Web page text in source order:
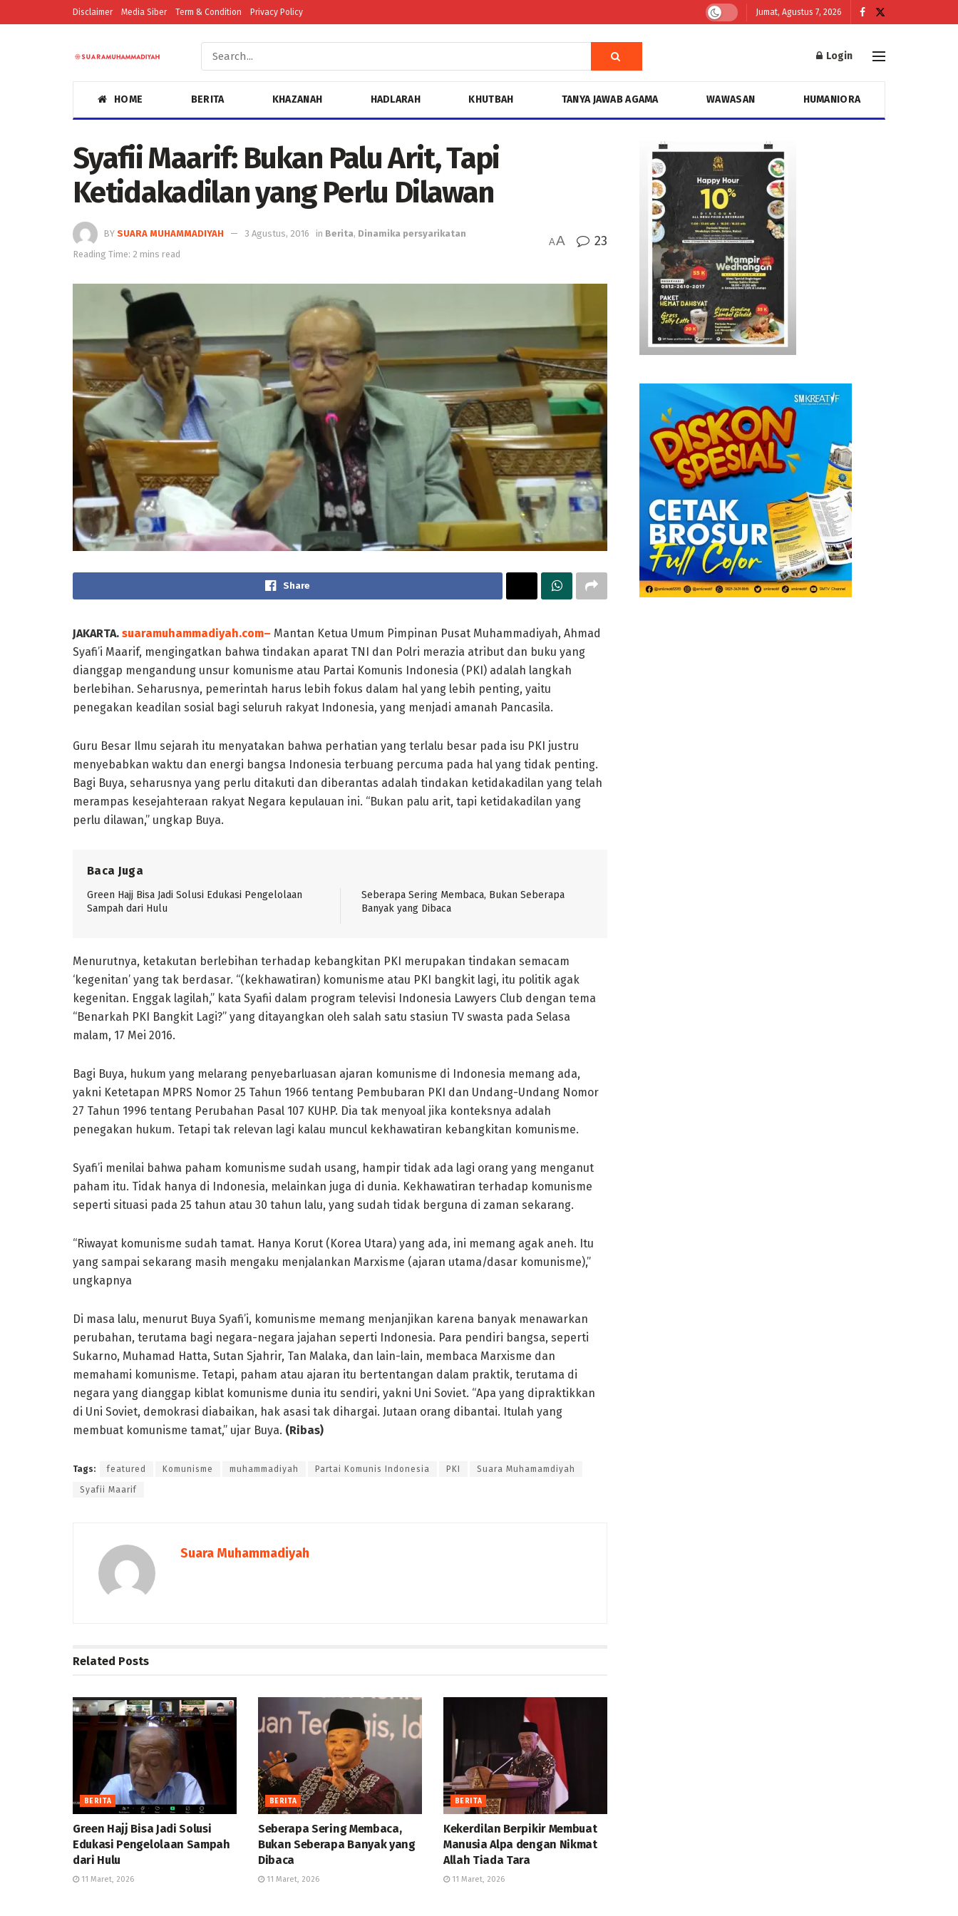
Disclaimer Media Siber Term & Condition Privacy Policy Jumat, Agustus 7, 2026
Login
HOME BERITA KHAZANAH HADLARAH KHUTBAH TANYA JAWAB AGAMA WAWASAN HUMANIORA
Syafii Maarif: Bukan Palu Arit, Tapi
Ketidakadilan yang Perlu Dilawan
BY SUARA MUHAMMADIYAH 3 Agustus, 2016 in Berita, Dinamika persyarikatan
Reading Time: 2 mins read
AA 23
Share
JAKARTA. suaramuhammadiyah.com– Mantan Ketua Umum Pimpinan Pusat Muhammadiyah, Ahmad
Syafi’i Maarif, mengingatkan bahwa tindakan aparat TNI dan Polri merazia atribut dan buku yang
dianggap mengandung unsur komunisme atau Partai Komunis Indonesia (PKI) adalah langkah
berlebihan. Seharusnya, pemerintah harus lebih fokus dalam hal yang lebih penting, yaitu
penegakan keadilan sosial bagi seluruh rakyat Indonesia, yang menjadi amanah Pancasila.
Guru Besar Ilmu sejarah itu menyatakan bahwa perhatian yang terlalu besar pada isu PKI justru
menyebabkan waktu dan energi bangsa Indonesia terbuang percuma pada hal yang tidak penting.
Bagi Buya, seharusnya yang perlu ditakuti dan diberantas adalah tindakan ketidakadilan yang telah
merampas kesejahteraan rakyat Negara kepulauan ini. “Bukan palu arit, tapi ketidakadilan yang
perlu dilawan,” ungkap Buya.
Baca Juga
Green Hajj Bisa Jadi Solusi Edukasi Pengelolaan
Sampah dari Hulu
Seberapa Sering Membaca, Bukan Seberapa
Banyak yang Dibaca
Menurutnya, ketakutan berlebihan terhadap kebangkitan PKI merupakan tindakan semacam
‘kegenitan’ yang tak berdasar. “(kekhawatiran) komunisme atau PKI bangkit lagi, itu politik agak
kegenitan. Enggak lagilah,” kata Syafii dalam program televisi Indonesia Lawyers Club dengan tema
“Benarkah PKI Bangkit Lagi?” yang ditayangkan oleh salah satu stasiun TV swasta pada Selasa
malam, 17 Mei 2016.
Bagi Buya, hukum yang melarang penyebarluasan ajaran komunisme di Indonesia memang ada,
yakni Ketetapan MPRS Nomor 25 Tahun 1966 tentang Pembubaran PKI dan Undang-Undang Nomor
27 Tahun 1996 tentang Perubahan Pasal 107 KUHP. Dia tak menyoal jika konteksnya adalah
penegakan hukum. Tetapi tak relevan lagi kalau muncul kekhawatiran kebangkitan komunisme.
Syafi’i menilai bahwa paham komunisme sudah usang, hampir tidak ada lagi orang yang menganut
paham itu. Tidak hanya di Indonesia, melainkan juga di dunia. Kekhawatiran terhadap komunisme
seperti situasi pada 25 tahun atau 30 tahun lalu, yang sudah tidak berguna di zaman sekarang.
“Riwayat komunisme sudah tamat. Hanya Korut (Korea Utara) yang ada, ini memang agak aneh. Itu
yang sampai sekarang masih mengaku menjalankan Marxisme (ajaran utama/dasar komunisme),”
ungkapnya
Di masa lalu, menurut Buya Syafi’i, komunisme memang menjanjikan karena banyak menawarkan
perubahan, terutama bagi negara-negara jajahan seperti Indonesia. Para pendiri bangsa, seperti
Sukarno, Muhamad Hatta, Sutan Sjahrir, Tan Malaka, dan lain-lain, membaca Marxisme dan
memahami komunisme. Tetapi, paham atau ajaran itu bertentangan dalam praktik, terutama di
negara yang dianggap kiblat komunisme dunia itu sendiri, yakni Uni Soviet. “Apa yang dipraktikkan
di Uni Soviet, demokrasi diabaikan, hak asasi tak dihargai. Jutaan orang dibantai. Itulah yang
membuat komunisme tamat,” ujar Buya. (Ribas)
Tags: featured Komunisme muhammadiyah Partai Komunis Indonesia PKI Suara Muhamamdiyah
Syafii Maarif
Suara Muhammadiyah
Related Posts
BERITA
Green Hajj Bisa Jadi Solusi
Edukasi Pengelolaan Sampah
dari Hulu
11 Maret, 2026
BERITA
Seberapa Sering Membaca,
Bukan Seberapa Banyak yang
Dibaca
11 Maret, 2026
BERITA
Kekerdilan Berpikir Membuat
Manusia Alpa dengan Nikmat
Allah Tiada Tara
11 Maret, 2026